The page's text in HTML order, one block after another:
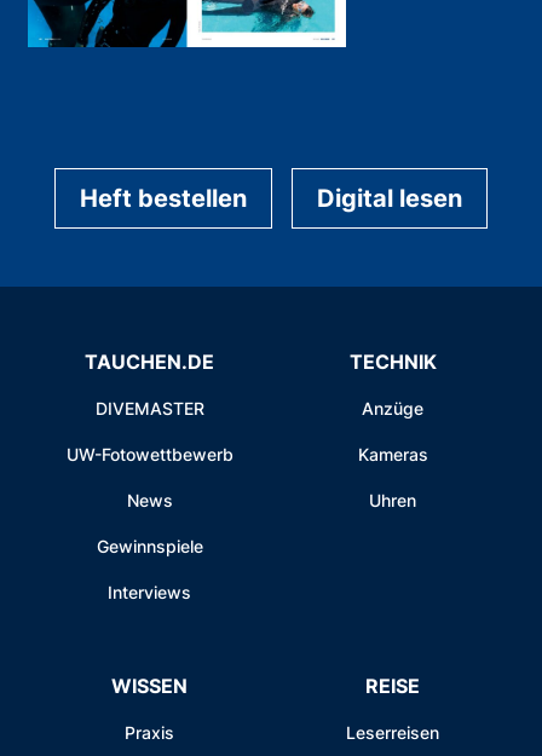
Heft bestellen Digital lesen
TAUCHEN.DE
DIVEMASTER
UW-Fotowettbewerb
News
Gewinnspiele
Interviews
TECHNIK
Anzüge
Kameras
Uhren
WISSEN
Praxis
REISE
Leserreisen